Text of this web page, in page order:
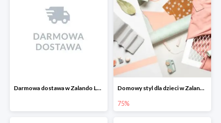
Darmowa dostawa w Zalando Lounge Domowy styl dla dzieci w Zalando Lounge do -75%
75%